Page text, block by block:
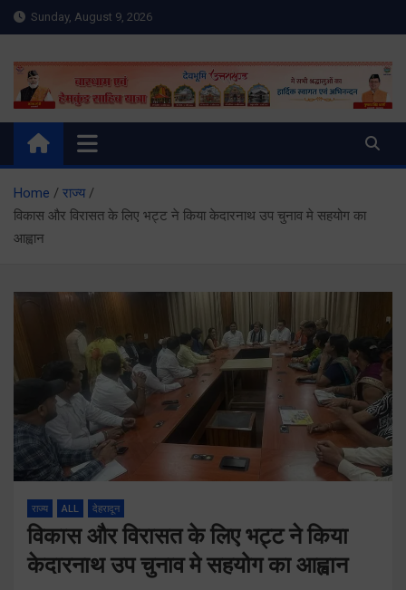
Skip
to
Sunday, August 9, 2026
Meru Raibar | Uttarakhand
News | Uttarkashi News
meruraibar.com
Home
राज्य
विकास और विरासत के लिए भट्ट ने किया केदारनाथ उप चुनाव मे सहयोग का
आह्वान
राज्य ALL देहरादून
विकास और विरासत के लिए भट्ट ने किया
केदारनाथ उप चुनाव मे सहयोग का आह्वान